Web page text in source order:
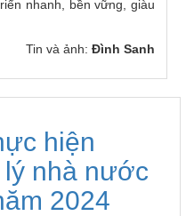
nhanh, bền vững, giàu
Tin và ảnh: Đình Sanh
hiện
lý nhà nước
2024